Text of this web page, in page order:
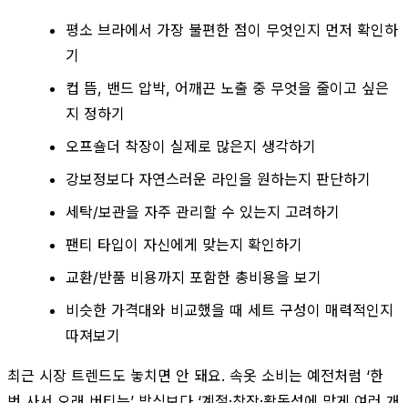
평소 브라에서 가장 불편한 점이 무엇인지 먼저 확인하
기
컵 뜸, 밴드 압박, 어깨끈 노출 중 무엇을 줄이고 싶은
지 정하기
오프숄더 착장이 실제로 많은지 생각하기
강보정보다 자연스러운 라인을 원하는지 판단하기
세탁/보관을 자주 관리할 수 있는지 고려하기
팬티 타입이 자신에게 맞는지 확인하기
교환/반품 비용까지 포함한 총비용을 보기
비슷한 가격대와 비교했을 때 세트 구성이 매력적인지
따져보기
최근 시장 트렌드도 놓치면 안 돼요. 속옷 소비는 예전처럼 ‘한